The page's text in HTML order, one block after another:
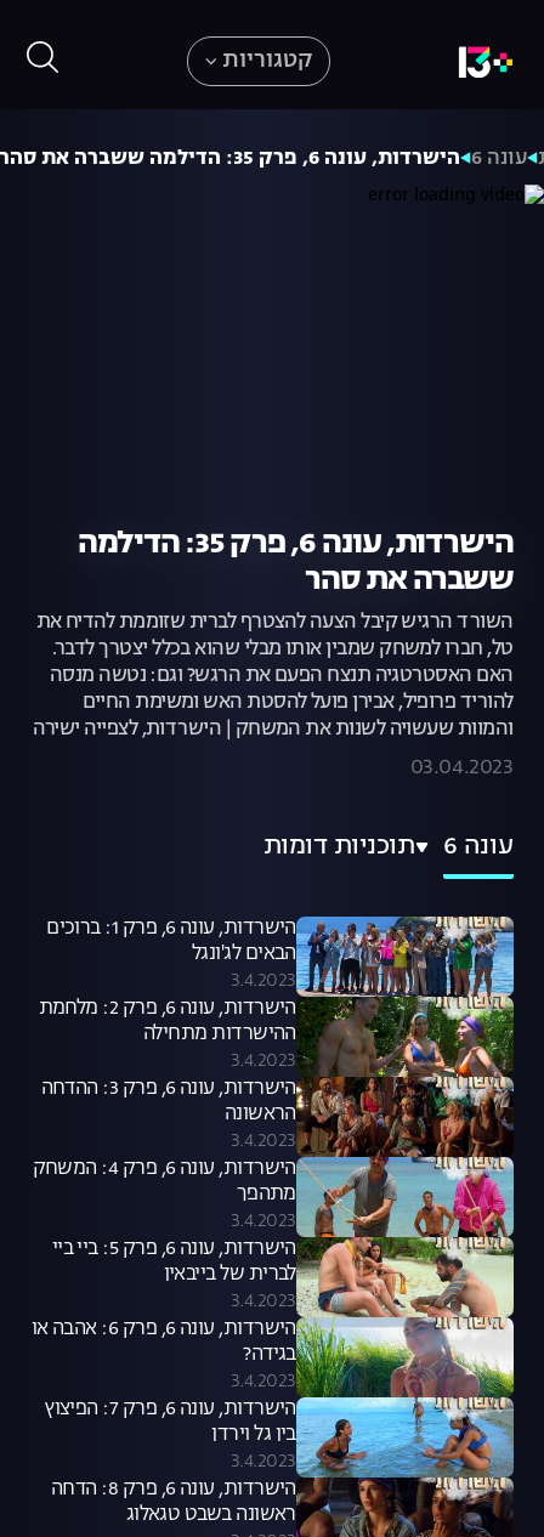
קטגוריות
עונה 6 הישרדות, עונה 6, פרק 35: הדילמה ששברה את סהר
הישרדות, עונה 6, פרק 35: הדילמה
ששברה את סהר
השורד הרגיש קיבל הצעה להצטרף לברית שזוממת להדיח את
טל, חברו למשחק שמבין אותו מבלי שהוא בכלל יצטרך לדבר.
האם האסטרטגיה תנצח הפעם את הרגש? וגם: נטשה מנסה
להוריד פרופיל, אבירן פועל להסטת האש ומשימת החיים
והמוות שעשויה לשנות את המשחק | הישרדות, לצפייה ישירה
03.04.2023
עונה 6 תוכניות דומות
הישרדות, עונה 6, פרק 1: ברוכים
הבאים לג'ונגל
3.4.2023
הישרדות, עונה 6, פרק 2: מלחמת
ההישרדות מתחילה
3.4.2023
הישרדות, עונה 6, פרק 3: ההדחה
הראשונה
3.4.2023
הישרדות, עונה 6, פרק 4: המשחק
מתהפך
3.4.2023
הישרדות, עונה 6, פרק 5: ביי ביי
לברית של בייבאין
3.4.2023
הישרדות, עונה 6, פרק 6: אהבה או
בגידה?
3.4.2023
הישרדות, עונה 6, פרק 7: הפיצוץ
בין גל וירדן
3.4.2023
הישרדות, עונה 6, פרק 8: הדחה
ראשונה בשבט טגאלוג